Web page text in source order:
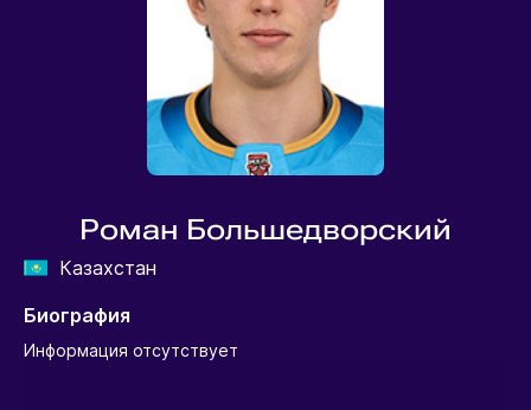
Роман Большедворский
Казахстан
Биография
Информация отсутствует